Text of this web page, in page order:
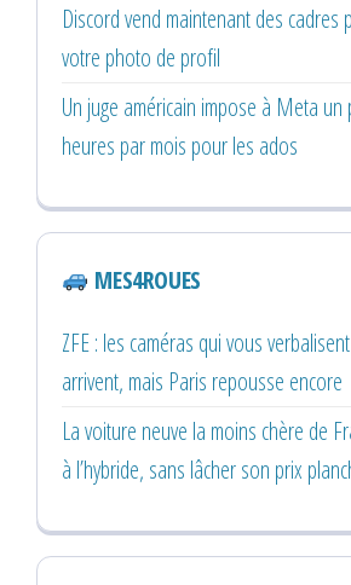
Discord vend maintenant des cadres
votre photo de profil
Un juge américain impose à Meta
heures par mois pour les ados
MES4ROUES
ZFE : les caméras qui vous
arrivent, mais Paris repousse encore
La voiture neuve la moins chère de
à l’hybride, sans lâcher son prix